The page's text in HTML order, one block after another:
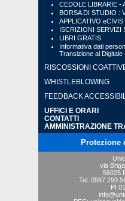
CEDOLE LIBRARIE -
BORSA DI STUDIO :
APPLICATIVO eCIVIS
ISCRIZIONI SERVIZI
LIBRI GRATIS
Informativa dati
Transizione al
RISCOSSIONI
WHISTLEBLOWING
FEEDBACK
UFFICI E ORARI
CONTATTI
AMMINISTRAZIONE
Protezione
via
56025
Tel.
PI